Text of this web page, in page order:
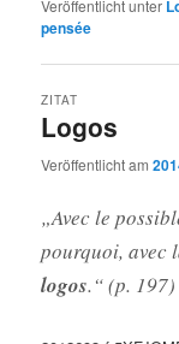
Veröffentlicht unter
pensée
Logos
ZITAT
Veröffentlicht am
„Avec le
pourquoi, avec
logos.“ (p. 197)